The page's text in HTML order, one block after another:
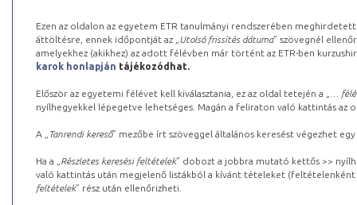
Ezen az oldalon az egyetem ETR tanulmányi rendszerében
áttöltésre, ennek időpontját az „ Utolsó frissítés dátuma” szövegnél
amelyekhez (akikhez) az adott félévben már történt az ETR-ben
karok honlapján tájékozódhat.
Először az egyetemi félévet kell kiválasztania, ez az oldal tetején a „
…
nyílhegyekkel lépegetve lehetséges. Magán a feliraton való kattintás az
A „ Tanrendi kereső” mezőbe írt szöveggel általános keresést végezhet
Ha a „ Részletes keresési feltételek” dobozt a jobbra mutató kettős >>
való kattintás után megjelenő listákból a kívánt tételeket (feltételenként
feltételek” rész után ellenőrizheti.